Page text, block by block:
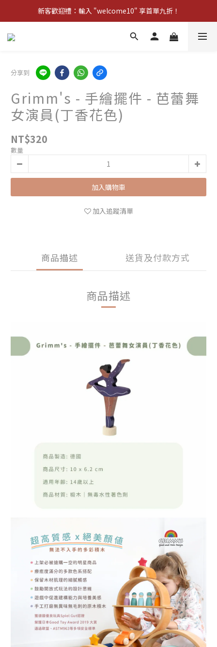
新客歡迎禮：輸入 "welcome10" 享首單九折！
新客歡迎禮：輸入 "welcome10" 享首單九折！
Pom d'Api 畢業特典 · 全品項買一送一
分享到
Grimm's - 手繪擺件 - 芭蕾舞
女演員(丁香花色)
NT$320
數量
加入購物車
加入追蹤清單
商品描述 送貨及付款方式
商品描述